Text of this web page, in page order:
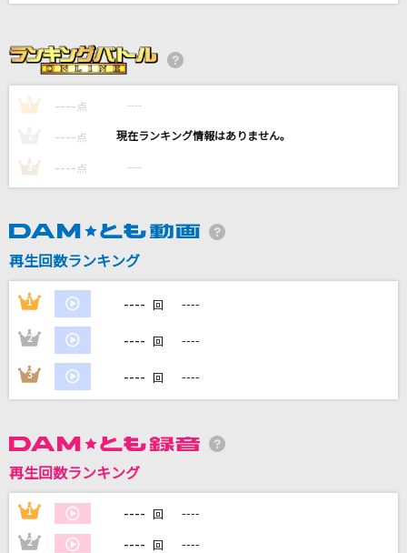
Circus Funk (feat. Chevon)
[生音]ひこうき雲
松任谷由実(荒井由実)
DAMの新曲・ランキングなど
カラオケ最新情報をチェック！
カラオケをもっと楽しもう！
1 ---- 点 ----
---- 点 ----
3 ---- 点 ----
再生回数ランキング
1 ---- 回 ----
2 ---- 回 ----
3 ---- 回 ----
再生回数ランキング
1 ---- 回 ----
2 ---- 回 ----